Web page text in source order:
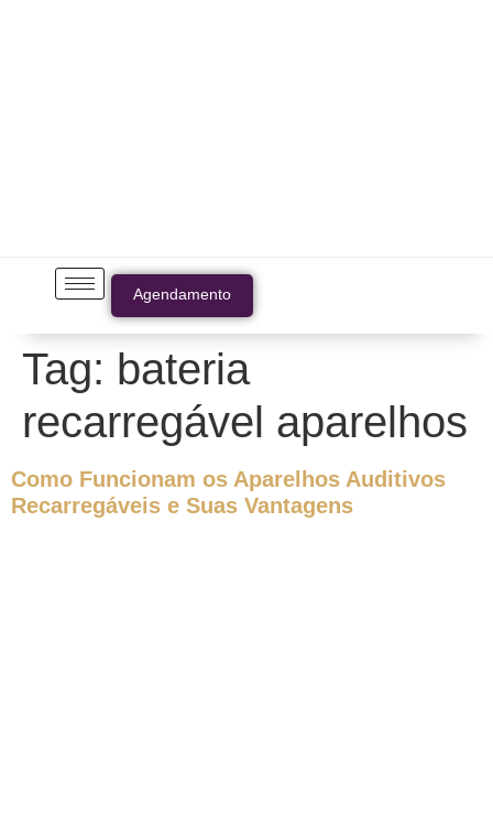
Agendamento
Tag: bateria
recarregável aparelhos
Como Funcionam os Aparelhos Auditivos
Recarregáveis e Suas Vantagens